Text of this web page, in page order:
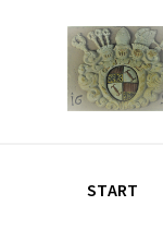
navigation
START